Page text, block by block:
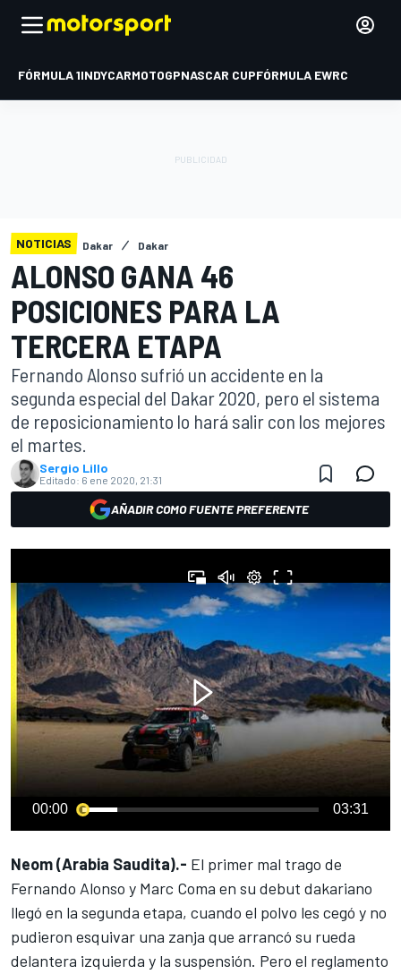
FÓRMULA 1INDYCARMOTOGPNASCAR CUPFÓRMULA EWRC
NOTICIAS Dakar Dakar
ALONSO GANA 46
POSICIONES PARA LA
TERCERA ETAPA
Fernando Alonso sufrió un accidente en la
segunda especial del Dakar 2020, pero el sistema
de reposicionamiento lo hará salir con los mejores
el martes.
Sergio Lillo
Editado: 6 ene 2020, 21:31
AÑADIR COMO FUENTE PREFERENTE
00:00 03:31
Neom (Arabia Saudita).- El primer mal trago de
Fernando Alonso y Marc Coma en su debut dakariano
llegó en la segunda etapa, cuando el polvo les cegó y no
pudieron esquivar una zanja que arrancó su rueda
delantera izquierda y la suspensión. Pero el reglamento